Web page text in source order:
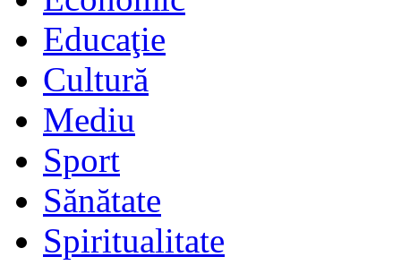
Educaţie
Cultură
Mediu
Sport
Sănătate
Spiritualitate